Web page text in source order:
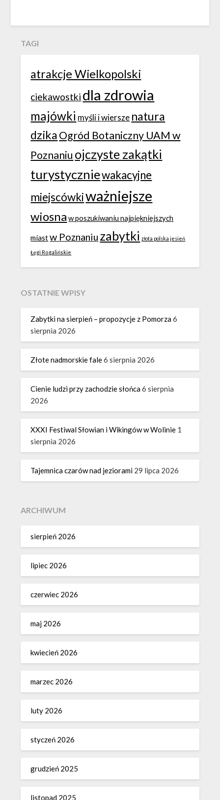
TAGI
atrakcje Wielkopolski
ciekawostki dla zdrowia
majówki myśli i wiersze natura
dzikaOgród Botaniczny UAM w
Poznaniu ojczyste zakątki
turystyczniewakacyjne
miejscówkiważniejsze
wiosna w poszukiwaniu najpiękniejszych
miastw Poznaniu zabytki złota polska jesień
Łęgi Rogalińskie
OSTATNIE WPISY
Zabytki na sierpień – propozycje z Pomorza6
sierpnia 2026
Złote nadmorskie fale6 sierpnia 2026
Cienie ludzi przy zachodzie słońca6 sierpnia
2026
XXXI Festiwal Słowian i Wikingów w Wolinie 1
sierpnia 2026
Tajemnica czarów nad jeziorami 29 lipca 2026
ARCHIWUM
sierpień 2026
lipiec 2026
czerwiec 2026
maj 2026
kwiecień 2026
marzec 2026
luty 2026
styczeń 2026
grudzień 2025
listopad 2025